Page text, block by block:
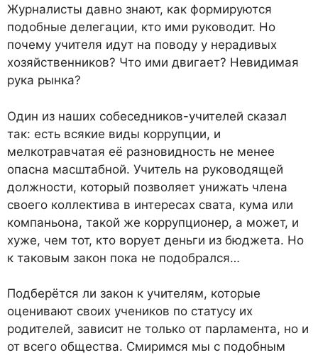
Журналисты давно знают, как формируются
подобные делегации, кто ими руководит. Но
почему учителя идут на поводу у нерадивых
хозяйственников? Что ими двигает? Невидимая
рука рынка?
Один из наших со­бе­сед­ников-учителей сказал
так: есть всякие виды коррупции, и
мелкотравчатая её разновидность не менее
опасна масштабной. Учитель на руководящей
должности, который позволяет унижать члена
своего коллектива в интересах свата, кума или
компаньона, такой же коррупционер, а может, и
хуже, чем тот, кто ворует деньги из бюджета. Но
к таковым закон пока не подобрался…
Подберётся ли закон к учителям, которые
оценивают своих учеников по статусу их
родителей, зависит не только от парламента, но и
от всего общества. Смиримся мы с подобным